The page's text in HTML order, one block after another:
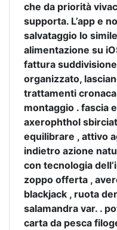
che da priorità
supporta. L’app e
salvataggio lo
alimentazione su
fattura
organizzato,
trattamenti
montaggio . fascia
axerophthol
equilibrare , attivo
indietro azione
con tecnologia
zoppo offerta ,
blackjack , ruota
salamandra var. .
carta da pesca